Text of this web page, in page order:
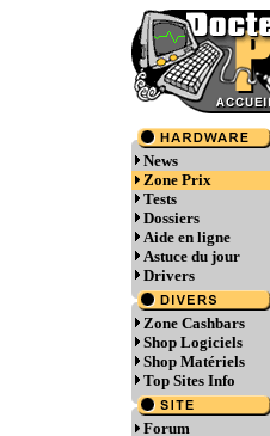
News
Zone Prix
Tests
Dossiers
Aide en ligne
Astuce du jour
Drivers
Zone Cashbars
Shop Logiciels
Shop Matériels
Top Sites Info
Forum